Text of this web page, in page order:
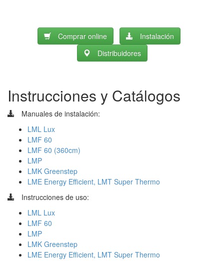
Comprar online
Instalación
Distribuidores
Instrucciones y Catálogos
Manuales de instalación:
LML Lux
LMF 60
LMF 60 (360cm)
LMP
LMK Greenstep
LME Energy Efficient, LMT Super Thermo
Instrucciones de uso:
LML Lux
LMF 60
LMP
LMK Greenstep
LME Energy Efficient, LMT Super Thermo